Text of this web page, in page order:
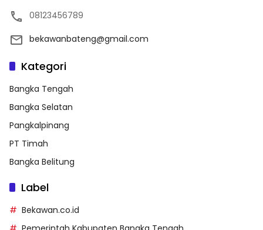
08123456789
bekawanbateng@gmail.com
Kategori
Bangka Tengah
Bangka Selatan
Pangkalpinang
PT Timah
Bangka Belitung
Label
Bekawan.co.id